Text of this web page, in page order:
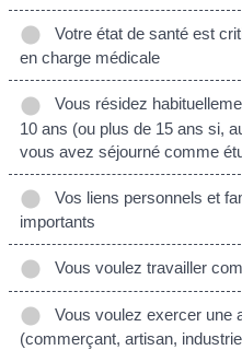
Votre état de santé est
en charge médicale
Vous résidez
10 ans (ou plus de 15 ans si,
vous avez séjourné comme
Vos liens personnels et
importants
Vous voulez travailler
Vous voulez exercer une
(commerçant, artisan,